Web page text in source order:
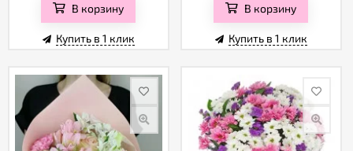
В корзину
Купить в 1 клик
В корзину
Купить в 1 клик